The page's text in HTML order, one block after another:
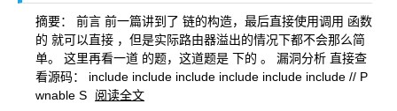
摘要： 前言 前一篇讲到了 链的构造，最后直接使用调用 函数
的 就可以直接 ，但是实际路由器溢出的情况下都不会那么简
单。 这里再看一道 的题，这道题是 下的 。 漏洞分析 直接查
看源码： include include include include include include // P
wnable S
阅读全文